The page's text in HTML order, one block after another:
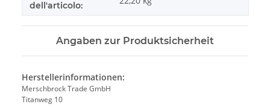
dell'articolo:
Angaben zur Produktsicherheit
Herstellerinformationen:
Merschbrock Trade GmbH
Titanweg 10